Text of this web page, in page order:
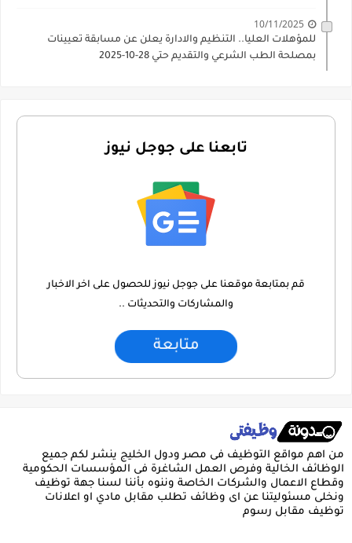
10/11/2025
للمؤهلات العليا.. التنظيم والادارة يعلن عن مسابقة تعيينات
بمصلحة الطب الشرعي والتقديم حتي 28-10-2025
تابعنا على جوجل نيوز
قم بمتابعة موقعنا على جوجل نيوز للحصول على اخر الاخبار
والمشاركات والتحديثات ..
متابعة
من اهم مواقع التوظيف فى مصر ودول الخليج ينشر لكم جميع
الوظائف الخالية وفرص العمل الشاغرة فى المؤسسات الحكومية
وقطاع الاعمال والشركات الخاصة وننوه بأننا لسنا جهة توظيف
ونخلى مسئوليتنا عن اى وظائف تطلب مقابل مادي او اعلانات
توظيف مقابل رسوم